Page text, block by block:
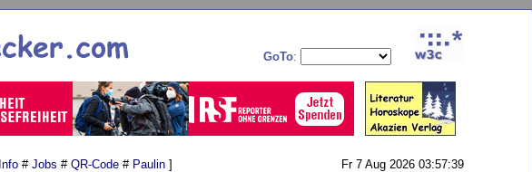
GoTo:
Info # Jobs # QR-Code # Paulin ] Fr 7 Aug 2026 03:57:39